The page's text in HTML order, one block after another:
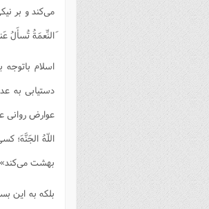
َالنِّعمَةُ تُسأَلُ
اسلام
دستیابی به
عوارض روانى
اللّهُ الجَنَّهَ؛
بهشت
بلکه به این